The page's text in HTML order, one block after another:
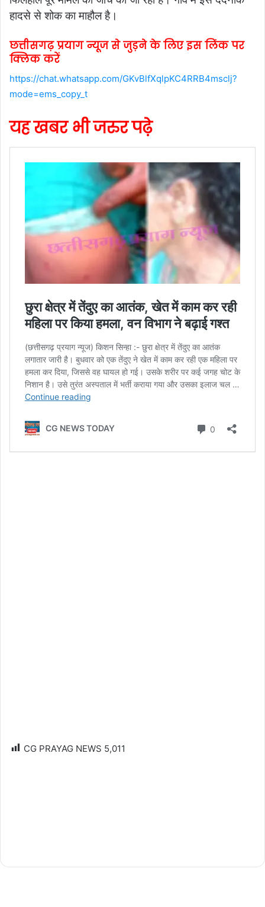
हादसे से शोक का माहौल है।
छत्तीसगढ़ प्रयाग न्यूज से जुड़ने के लिए इस लिंक पर
क्लिक करें
https://chat.whatsapp.com/GKvBlfXqlpKC4RRB4msclj?
mode=ems_copy_t
यह खबर भी जरुर पढ़े
CG PRAYAG NEWS 5,011